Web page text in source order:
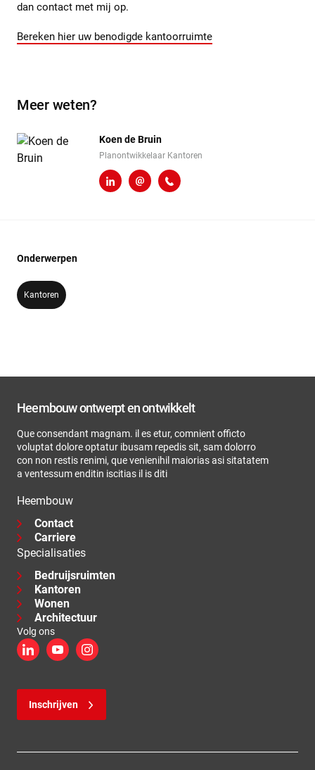
dan contact met mij op.
Bereken hier uw benodigde kantoorruimte
Meer weten?
Koen de Bruin
Planontwikkelaar Kantoren
LinkedInk.de.bruin@heembouw.nl
010 - 524 10 40
Onderwerpen
Kantoren
Heembouw ontwerpt en ontwikkelt
Que consendant magnam. il es etur, comnient officto
voluptat dolore optatur ibusam repedis sit, sam dolorro
con non restis renimi, que venienihil maiorias asi sitatatem
a ventessum enditin iscitias il is diti
Heembouw
Contact
Carriere
Specialisaties
Bedruijsruimten
Kantoren
Wonen
Architectuur
Volg ons
LinkedInYouTubeInstagram
Inschrijven